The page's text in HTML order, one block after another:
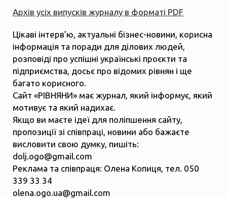
Архів усіх випусків журналу в форматі PDF
Цікаві інтерв’ю, актуальні бізнес-новини, корисна
інформація та поради для ділових людей,
розповіді про успішні українські проєкти та
підприємства, досьє про відомих рівнян і ще
багато корисного.
Сайт «РІВНЯНИ» має журнал, який інформує, який
мотивує та який надихає.
Якщо ви маєте ідеї для поліпшення сайту,
пропозиції зі співпраці, новини або бажаєте
висловити свою думку, пишіть:
dolj.ogo@gmail.com
Реклама та співпраця: Олена Копиця, тел. 050
339 33 34
olena.ogo.ua@gmail.com